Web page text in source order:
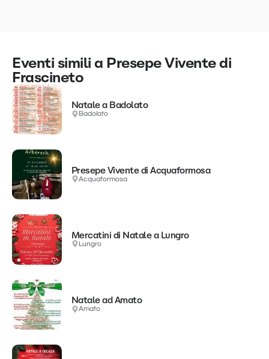
Eventi simili a Presepe Vivente di
Frascineto
Natale a Badolato
Badolato
Presepe Vivente di Acquaformosa
Acquaformosa
Mercatini di Natale a Lungro
Lungro
Natale ad Amato
Amato